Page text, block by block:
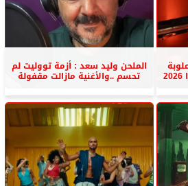
الملحن وليد سعد : أزمة تووليت لم
تحسم ..والأغنية مازالت مقفولة